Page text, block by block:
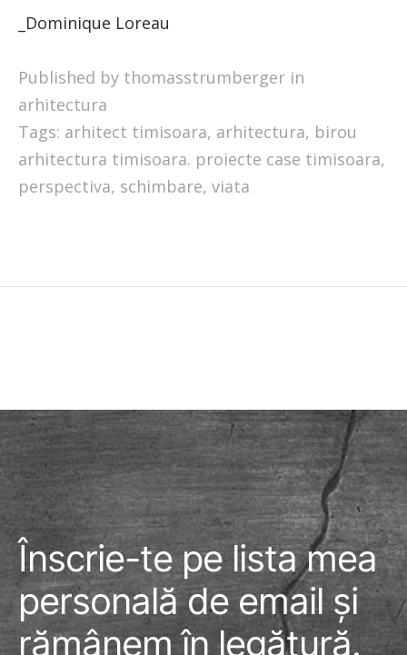
_Dominique Loreau
Published by thomasstrumberger in
arhitectura
Tags: arhitect timisoara, arhitectura, birou
arhitectura timisoara. proiecte case timisoara,
perspectiva, schimbare, viata
Înscrie-te pe lista mea
personală de email și
rămânem în legătură.